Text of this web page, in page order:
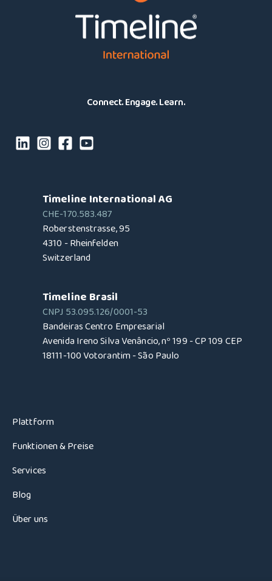
Connect. Engage. Learn.
Timeline International AG
CHE-170.583.487
Roberstenstrasse, 95
4310 - Rheinfelden
Switzerland
Timeline Brasil
CNPJ 53.095.126/0001-53
Bandeiras Centro Empresarial
Avenida Ireno Silva Venâncio, nº 199 - CP 109 CEP
18111-100 Votorantim - São Paulo
Plattform
Funktionen & Preise
Services
Blog
Über uns